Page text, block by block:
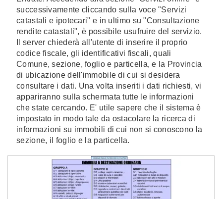
successivamente cliccando sulla voce "Servizi
catastali e ipotecari" e in ultimo su "Consultazione
rendite catastali", è possibile usufruire del servizio.
Il server chiederà all'utente di inserire il proprio
codice fiscale, gli identificativi fiscali, quali
Comune, sezione, foglio e particella, e la Provincia
di ubicazione dell'immobile di cui si desidera
consultare i dati. Una volta inseriti i dati richiesti, vi
appariranno sulla schermata tutte le informazioni
che state cercando. E' utile sapere che il sistema è
impostato in modo tale da ostacolare la ricerca di
informazioni su immobili di cui non si conoscono la
sezione, il foglio e la particella.